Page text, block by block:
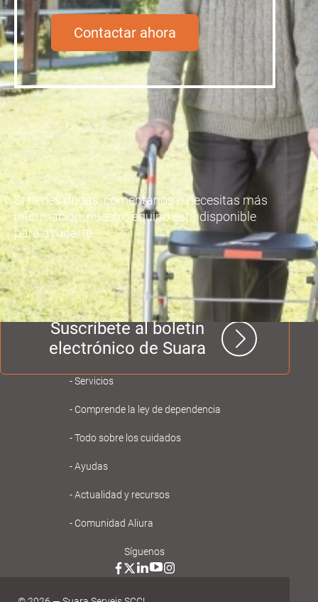
Contactar ahora
Si tienes dudas, comentarios o necesitas más
información, nuestro equipo está disponible
para ayudarte.
Suscríbete al boletín
electrónico de Suara
Navegación
principal
Gent
Gran
Servicios
Comprende la ley de dependencia
Todo sobre los cuidados
Ayudas
Actualidad y recursos
Comunidad Aliura
Síguenos